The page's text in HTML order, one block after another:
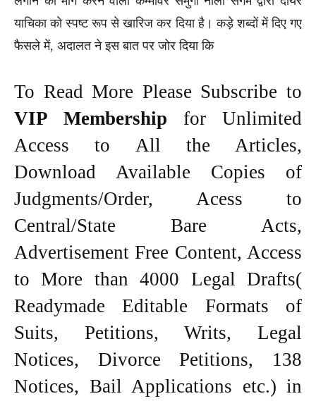
याचिका को स्पष्ट रूप से खारिज कर दिया है। कड़े शब्दों में दिए गए
फैसले में, अदालत ने इस बात पर जोर दिया कि
To Read More Please Subscribe to
VIP Membership for Unlimited
Access to All the Articles,
Download Available Copies of
Judgments/Order, Acess to
Central/State Bare Acts,
Advertisement Free Content, Access
to More than 4000 Legal Drafts(
Readymade Editable Formats of
Suits, Petitions, Writs, Legal
Notices, Divorce Petitions, 138
Notices, Bail Applications etc.) in